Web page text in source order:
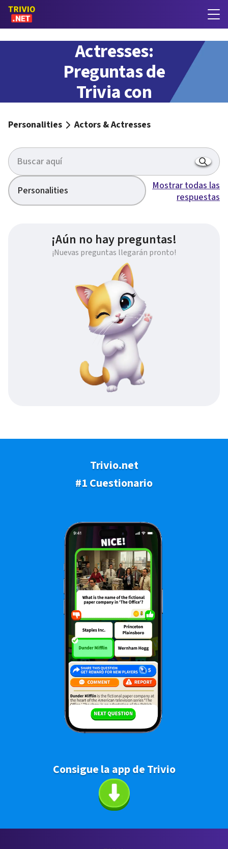
Actors &
Actresses:
Preguntas de
Trivia con
Personalities Actors & Actresses
Personalities
Mostrar todas las
respuestas
¡Aún no hay preguntas!
¡Nuevas preguntas llegarán pronto!
Trivio.net
#1 Cuestionario
Consigue la app de Trivio